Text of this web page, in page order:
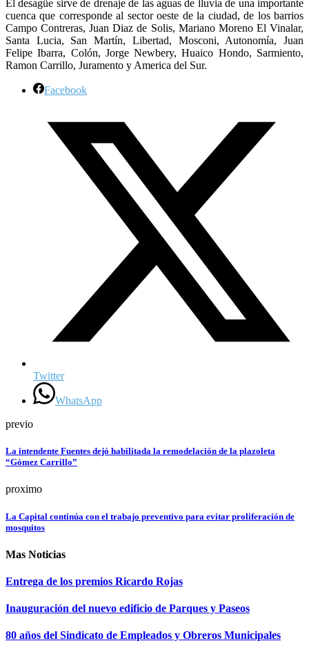
El desagüe sirve de drenaje de las aguas de lluvia de una importante
cuenca que corresponde al sector oeste de la ciudad, de los barrios
Campo Contreras, Juan Diaz de Solis, Mariano Moreno El Vinalar,
Santa Lucia, San Martín, Libertad, Mosconi, Autonomía, Juan
Felipe Ibarra, Colón, Jorge Newbery, Huaico Hondo, Sarmiento,
Ramon Carrillo, Juramento y America del Sur.
Facebook
Twitter
WhatsApp
previo
La intendente Fuentes dejó habilitada la remodelación de la plazoleta
“Gómez Carrillo”
proximo
La Capital continúa con el trabajo preventivo para evitar proliferación de
mosquitos
Mas Noticias
Entrega de los premios Ricardo Rojas
Inauguración del nuevo edificio de Parques y Paseos
80 años del Sindicato de Empleados y Obreros Municipales